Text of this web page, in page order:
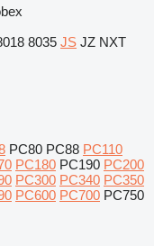
8035 JS JZ NXT
PC80 PC88 PC110
PC180 PC190 PC200
PC300 PC340 PC350
PC600 PC700 PC750